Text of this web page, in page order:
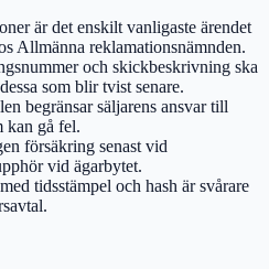
är det enskilt vanligaste ärendet
Allmänna reklamationsnämnden.
och skickbeskrivning ska
som blir tvist senare.
begränsar säljarens ansvar till
kan gå fel.
försäkring senast vid
vid ägarbytet.
tidsstämpel och hash är svårare